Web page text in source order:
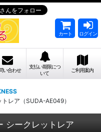
カート ログイン
い合わせ
支払い期限につ
いて
ご利用案内
レア（SUDA-AE049）
シークレットレア